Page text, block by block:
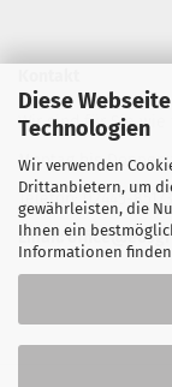
Diese
Technologien
Wir verwenden
Drittanbietern, um
gewährleisten, die
Ihnen ein
Informationen
Wir sind für Sie wie
Montag bis
Telefon: 02445-
Email: